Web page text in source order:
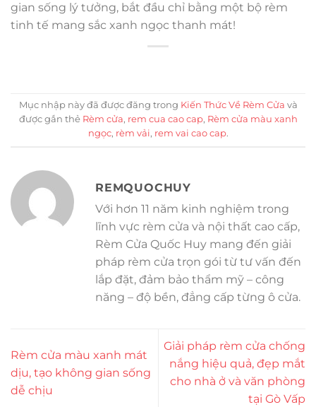
gian sống lý tưởng, bắt đầu chỉ bằng một bộ rèm
tinh tế mang sắc xanh ngọc thanh mát!
Mục nhập này đã được đăng trong Kiến Thức Về Rèm Cửa và
được gắn thẻ Rèm cửa, rem cua cao cap, Rèm cửa màu xanh
ngọc, rèm vải, rem vai cao cap.
REMQUOCHUY
Với hơn 11 năm kinh nghiệm trong
lĩnh vực rèm cửa và nội thất cao cấp,
Rèm Cửa Quốc Huy mang đến giải
pháp rèm cửa trọn gói từ tư vấn đến
lắp đặt, đảm bảo thẩm mỹ – công
năng – độ bền, đẳng cấp từng ô cửa.
Rèm cửa màu xanh mát
dịu, tạo không gian sống
dễ chịu
Giải pháp rèm cửa chống
nắng hiệu quả, đẹp mắt
cho nhà ở và văn phòng
tại Gò Vấp